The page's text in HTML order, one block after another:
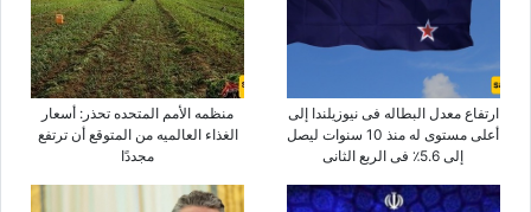
ارتفاع معدل البطاله فی نیوزیلندا إلى
أعلى مستوى له منذ 10 سنوات لیصل
إلى 5.6٪ فی الربع الثانی
منظمه الأمم المتحده تحذر: أسعار
الغذاء العالمیه من المتوقع أن ترتفع
مجددًا